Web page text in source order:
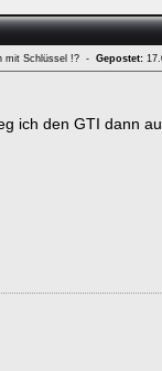
mit Schlüssel !? - Gepostet:
ich den GTI dann